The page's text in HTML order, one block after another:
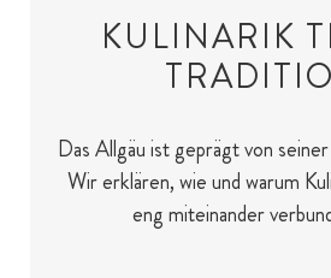
KULINARIK
Das Allgäu ist geprägt von
Wir erklären, wie und warum
eng miteinander